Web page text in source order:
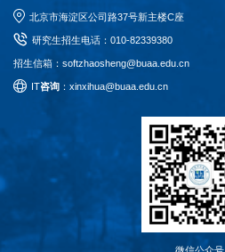
北京市海淀区公司路37号新主楼C座
研究生招生电话： 010-82339380
招生信箱：softzhaosheng@buaa.edu.cn
IT咨询：xinxihua@buaa.edu.cn